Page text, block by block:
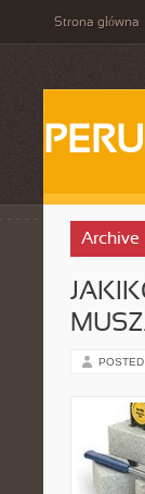
Strona główna
PERU
Archive